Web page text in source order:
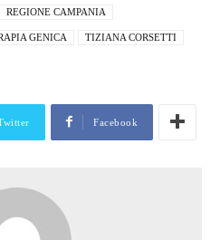
REGIONE CAMPANIA
GENICA TIZIANA CORSETTI
Facebook